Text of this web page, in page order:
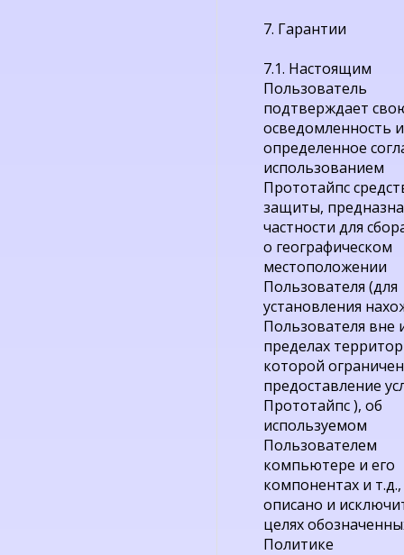
7. Гарантии
7.1. Настоящим
Пользователь
подтверждает
осведомленность и
определенное
использованием
Прототайпс
защиты,
частности для
о географическом
местоположении
Пользователя (для
установления
Пользователя вне
пределах
которой
предоставление
Прототайпс ), об
используемом
Пользователем
компьютере и его
компонентах и
описано и
целях
Политике